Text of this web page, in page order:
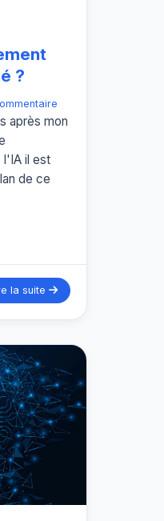
?
après mon
l'IA il est
de ce
la suite